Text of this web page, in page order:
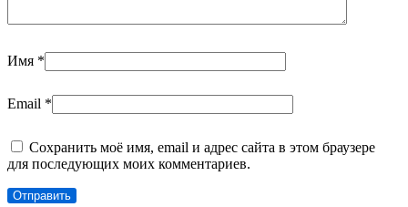
Имя *
Email *
Сохранить моё имя, email и адрес сайта в этом браузере
для последующих моих комментариев.